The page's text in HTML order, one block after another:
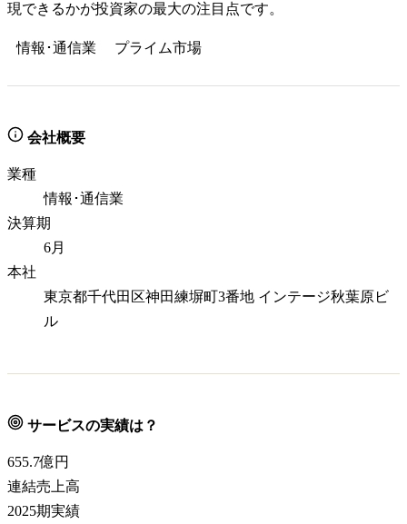
現できるかが投資家の最大の注目点です。
情報･通信業 プライム市場
会社概要
業種
情報･通信業
決算期
6月
本社
東京都千代田区神田練塀町3番地 インテージ秋葉原ビ
ル
サービスの実績は？
655.7億円
連結売上高
2025期実績